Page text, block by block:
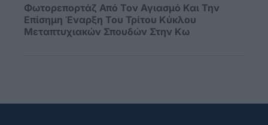
Φωτορεπορτάζ Από Τον Αγιασμό Και Την
Επίσημη Έναρξη Του Τρίτου Κύκλου
Μεταπτυχιακών Σπουδών Στην Κω